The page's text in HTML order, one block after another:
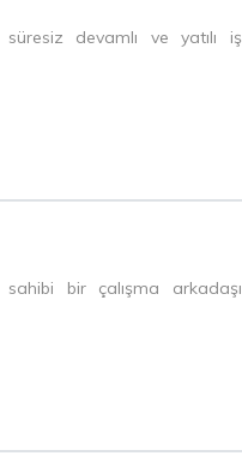
devamlı ve yatılı iş
bir çalışma arkadaşı